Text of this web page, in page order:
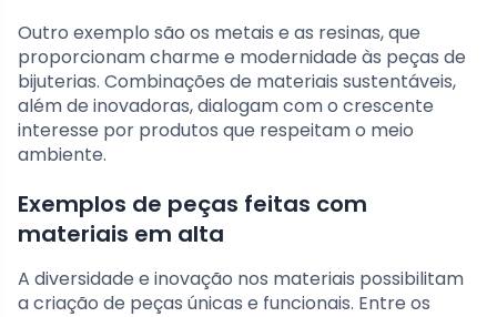
Outro exemplo são os metais e as resinas, que
proporcionam charme e modernidade às peças de
bijuterias. Combinações de materiais sustentáveis,
além de inovadoras, dialogam com o crescente
interesse por produtos que respeitam o meio
ambiente.
Exemplos de peças feitas com
materiais em alta
A diversidade e inovação nos materiais possibilitam
a criação de peças únicas e funcionais. Entre os